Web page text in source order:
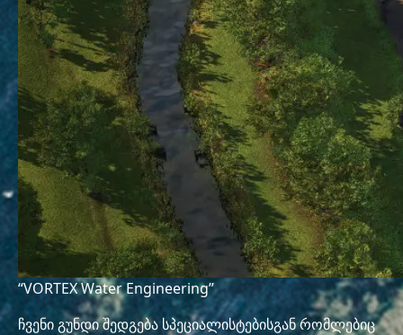
“VORTEX Water Engineering”
ჩვენი გუნდი შედგება სპეციალისტებისგან რომლებიც